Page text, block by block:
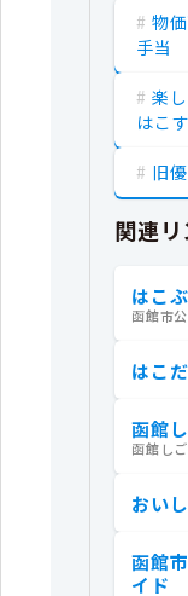
物
手当
楽
はこ
旧
関連リ
はこ
函館市
はこ
函館
函館し
おい
函館
イド